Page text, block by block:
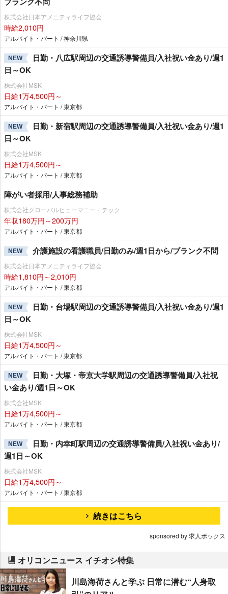
株式会社日本アメニティライフ協会
時給2,010円
アルバイト・パート / 神奈川県
NEW
日勤・八広駅周辺の交通誘導警備員/入社祝い金あり/週1
日～OK
株式会社MSK
日給1万4,500円～
アルバイト・パート / 東京都
NEW
日勤・新宿駅周辺の交通誘導警備員/入社祝い金あり/週1
日～OK
株式会社MSK
日給1万4,500円～
アルバイト・パート / 東京都
障がい者採用/人事総務補助
株式会社グローバルヒューマニー・テック
年収180万円～200万円
アルバイト・パート / 東京都
NEW 介護施設の看護職員/日勤のみ/週1日から/ブランク不問
株式会社日本アメニティライフ協会
時給1,810円～2,010円
アルバイト・パート / 東京都
NEW
日勤・台場駅周辺の交通誘導警備員/入社祝い金あり/週1
日～OK
株式会社MSK
日給1万4,500円～
アルバイト・パート / 東京都
NEW
日勤・大塚・帝京大学駅周辺の交通誘導警備員/入社祝
い金あり/週1日～OK
株式会社MSK
日給1万4,500円～
アルバイト・パート / 東京都
NEW
日勤・内幸町駅周辺の交通誘導警備員/入社祝い金あり/
週1日～OK
株式会社MSK
日給1万4,500円～
アルバイト・パート / 東京都
続きはこちら
sponsored by 求人ボックス
オリコンニュース イチオシ特集
川島海荷さんと学ぶ 日常に潜む“人身取